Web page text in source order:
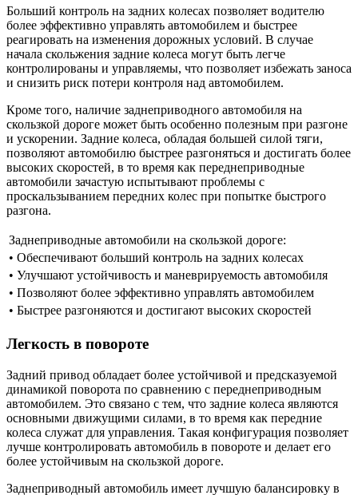
Больший контроль на задних колесах позволяет водителю
более эффективно управлять автомобилем и быстрее
реагировать на изменения дорожных условий. В случае
начала скольжения задние колеса могут быть легче
контролированы и управляемы, что позволяет избежать заноса
и снизить риск потери контроля над автомобилем.
Кроме того, наличие заднеприводного автомобиля на
скользкой дороге может быть особенно полезным при разгоне
и ускорении. Задние колеса, обладая большей силой тяги,
позволяют автомобилю быстрее разгоняться и достигать более
высоких скоростей, в то время как переднеприводные
автомобили зачастую испытывают проблемы с
проскальзыванием передних колес при попытке быстрого
разгона.
Заднеприводные автомобили на скользкой дороге:
• Обеспечивают больший контроль на задних колесах
• Улучшают устойчивость и маневрируемость автомобиля
• Позволяют более эффективно управлять автомобилем
• Быстрее разгоняются и достигают высоких скоростей
Легкость в повороте
Задний привод обладает более устойчивой и предсказуемой
динамикой поворота по сравнению с переднеприводным
автомобилем. Это связано с тем, что задние колеса являются
основными движущими силами, в то время как передние
колеса служат для управления. Такая конфигурация позволяет
лучше контролировать автомобиль в повороте и делает его
более устойчивым на скользкой дороге.
Заднеприводный автомобиль имеет лучшую балансировку в